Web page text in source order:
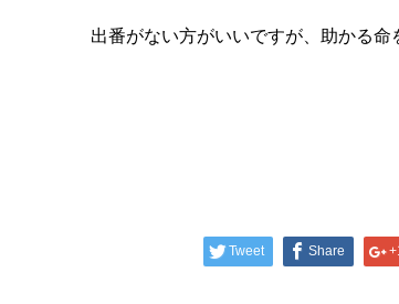
出番がない方がいいですが、助かる命
Tweet Share